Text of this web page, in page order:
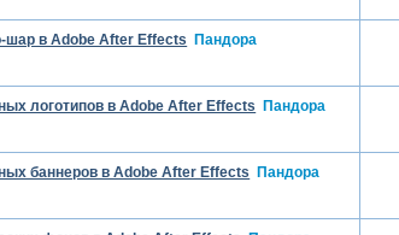
в Adobe After Effects Пандора
логотипов в Adobe After Effects Пандора
баннеров в Adobe After Effects Пандора